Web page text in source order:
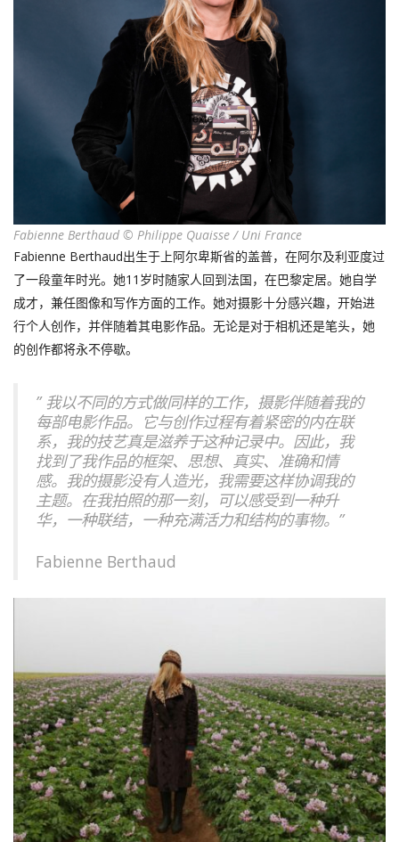
Fabienne Berthaud © Philippe Quaisse / Uni France
Fabienne Berthaud出生于上阿尔卑斯省的盖普，在阿尔及利亚度过
了一段童年时光。她11岁时随家人回到法国，在巴黎定居。她自学
成才，兼任图像和写作方面的工作。她对摄影十分感兴趣，开始进
行个人创作，并伴随着其电影作品。无论是对于相机还是笔头，她
的创作都将永不停歇。
” 我以不同的方式做同样的工作，摄影伴随着我的
每部电影作品。它与创作过程有着紧密的内在联
系，我的技艺真是滋养于这种记录中。因此，我
找到了我作品的框架、思想、真实、准确和情
感。我的摄影没有人造光，我需要这样协调我的
主题。在我拍照的那一刻，可以感受到一种升
华，一种联结，一种充满活力和结构的事物。”
Fabienne Berthaud